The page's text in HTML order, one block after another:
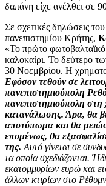
δαπάνη είχε ανέλθει σε
Σε σχετικές δηλώσεις
πανεπιστημίου Κρήτης,
«Το πρώτο φωτοβαλταϊκό
καλοκαίρι. Το δεύτερο
30 Νοεμβρίου. Η
Εφόσον τεθούν σε
πανεπιστημιούπολη
πανεπιστημιούπολη στη
κατανάλωσης. Άρα, θα
αποτύπωμα και θα
επομένως, θα
της. Αυτό γίνεται σε
τα οποία σχεδιάζονται.
εκατομμυρίων ευρώ και
άλλων κτιρίων στο